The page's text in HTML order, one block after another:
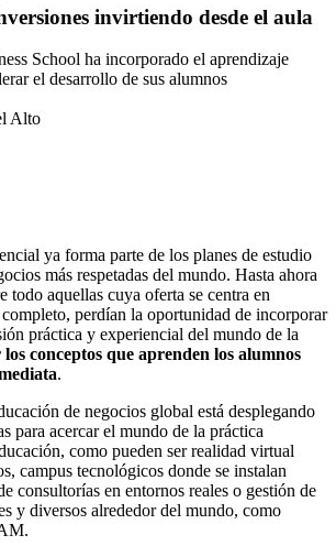
invirtiendo desde el aula
School ha incorporado el aprendizaje
el desarrollo de sus alumnos
Alto
ya forma parte de los planes de estudio
más respetadas del mundo. Hasta ahora
todo aquellas cuya oferta se centra en
perdían la oportunidad de incorporar
práctica y experiencial del mundo de la
conceptos que aprenden los alumnos
.
de negocios global está desplegando
para acercar el mundo de la práctica
como pueden ser realidad virtual
campus tecnológicos donde se instalan
consultorías en entornos reales o gestión de
y diversos alrededor del mundo, como